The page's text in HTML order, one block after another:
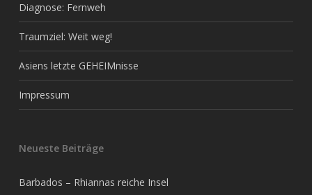
Diagnose: Fernweh
Traumziel: Weit weg!
Asiens letzte GEHEIMnisse
Impressum
Neueste Beiträge
Barbados – Rhiannas reiche Insel